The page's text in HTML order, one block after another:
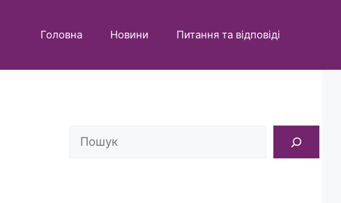
Головна Новини Питання та відповіді
Пошук